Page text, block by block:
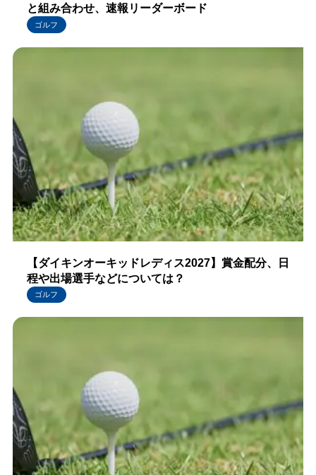
と組み合わせ、速報リーダーボード
ゴルフ
【ダイキンオーキッドレディス2027】賞金配分、日
程や出場選手などについては？
ゴルフ